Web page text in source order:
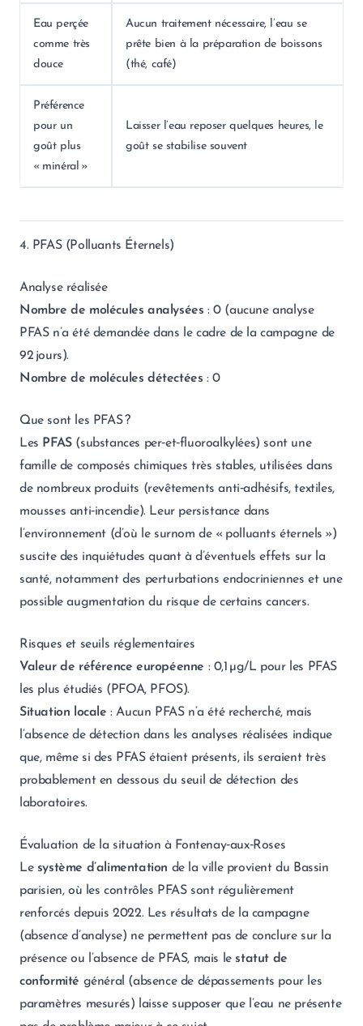
Eau perçée
comme très
douce
Aucun traitement nécessaire, l’eau se
prête bien à la préparation de boissons
(thé, café)
Préférence
pour un
goût plus
« minéral »
Laisser l’eau reposer quelques heures, le
goût se stabilise souvent
4. PFAS (Polluants Éternels)
Analyse réalisée
Nombre de molécules analysées : 0 (aucune analyse
PFAS n’a été demandée dans le cadre de la campagne de
92 jours).
Nombre de molécules détectées : 0
Que sont les PFAS ?
Les PFAS(substances per‑et‑fluoroalkylées) sont une
famille de composés chimiques très stables, utilisées dans
de nombreux produits (revêtements anti‑adhésifs, textiles,
mousses anti‑incendie). Leur persistance dans
l’environnement (d’où le surnom de « polluants éternels »)
suscite des inquiétudes quant à d’éventuels effets sur la
santé, notamment des perturbations endocriniennes et une
possible augmentation du risque de certains cancers.
Risques et seuils réglementaires
Valeur de référence européenne : 0,1 µg/L pour les PFAS
les plus étudiés (PFOA, PFOS).
Situation locale : Aucun PFAS n’a été recherché, mais
l’absence de détection dans les analyses réalisées indique
que, même si des PFAS étaient présents, ils seraient très
probablement en dessous du seuil de détection des
laboratoires.
Évaluation de la situation à Fontenay‑aux‑Roses
Le système d’alimentation de la ville provient du Bassin
parisien, où les contrôles PFAS sont régulièrement
renforcés depuis 2022. Les résultats de la campagne
(absence d’analyse) ne permettent pas de conclure sur la
présence ou l’absence de PFAS, mais le statut de
conformité général (absence de dépassements pour les
paramètres mesurés) laisse supposer que l’eau ne présente